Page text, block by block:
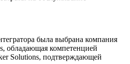
была выбрана компания
обладающая компетенцией
Solutions, подтверждающей